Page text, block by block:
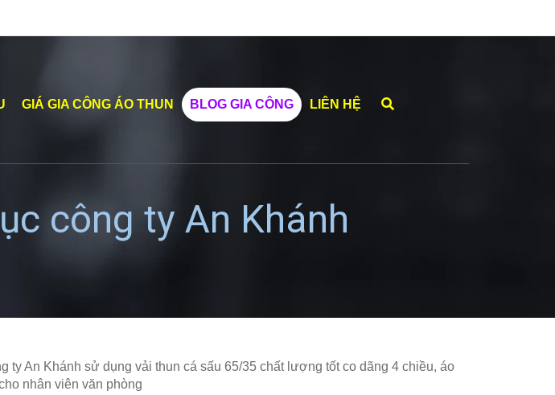
công ty An Khánh
ty An Khánh sử dụng vải thun cá sấu 65/35 chất lượng tốt co dãng 4 chiều, áo
nhân viên văn phòng
GIÁ GIA CÔNG ÁO THUN BLOG GIA CÔNG LIÊN HỆ